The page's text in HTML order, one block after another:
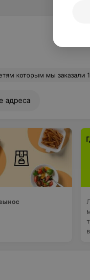
и чуть-чуть тренерам хотелось расслабиться и конечно же чтобы дети этого не видели, купили бутылку вина,девушка предложила разлить в
адреса